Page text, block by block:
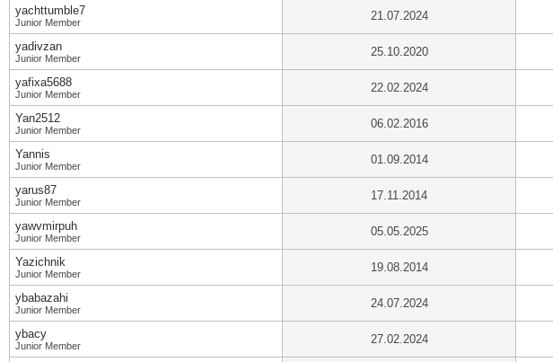
yachttumble7
Junior Member 21.07.2024
yadivzan
Junior Member 25.10.2020
yafixa5688
Junior Member 22.02.2024
Yan2512
Junior Member 06.02.2016
Yannis
Junior Member 01.09.2014
yarus87
Junior Member 17.11.2014
yawvmirpuh
Junior Member 05.05.2025
Yazichnik
Junior Member 19.08.2014
ybabazahi
Junior Member 24.07.2024
ybacy
Junior Member 27.02.2024